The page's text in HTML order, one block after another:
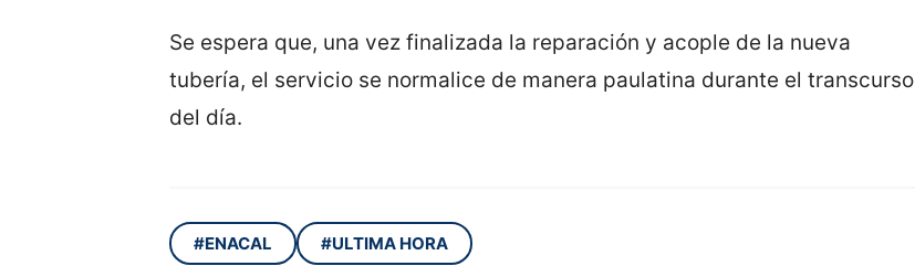
Se espera que, una vez finalizada la reparación y acople de la nueva
tubería, el servicio se normalice de manera paulatina durante el transcurso
del día.
#ENACAL #ULTIMA HORA